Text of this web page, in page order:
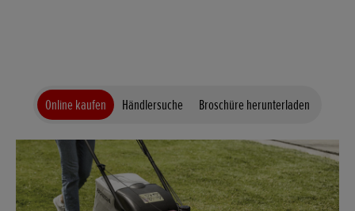
Online kaufen Händlersuche Broschüre herunterladen